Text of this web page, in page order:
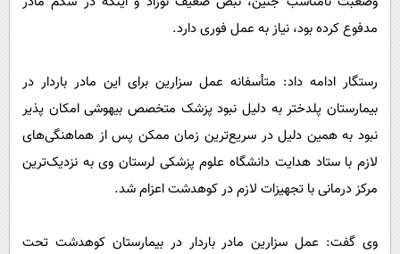
مدفوع کرده بود، نیاز به عمل فوری دارد.
رستگار ادامه داد: متأسفانه عمل سزارین برای این مادر باردار در
بیمارستان پلدختر به دلیل نبود پزشک متخصص بیهوشی امکان پذیر
نبود به همین دلیل در سریع‌ترین زمان ممکن پس از هماهنگی‌های
لازم با ستاد هدایت دانشگاه علوم پزشکی لرستان وی به نزدیک‌ترین
مرکز درمانی با تجهیزات لازم در کوهدشت اعزام شد.
وی گفت: عمل سزارین مادر باردار در بیمارستان کوهدشت تحت